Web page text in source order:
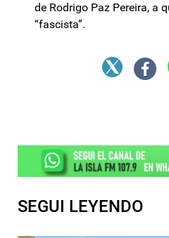
de Rodrigo Paz Pereira, a
“fascista”.
SEGUI LEYENDO